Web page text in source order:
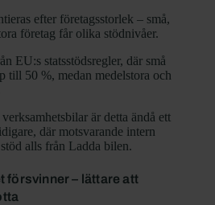
efter företagsstorlek – små,
företag får olika stödnivåer.
EU:s statsstödsregler, där små
till 50 %, medan medelstora och
är detta ändå ett
där motsvarande intern
alls från Ladda bilen.
försvinner – lättare att